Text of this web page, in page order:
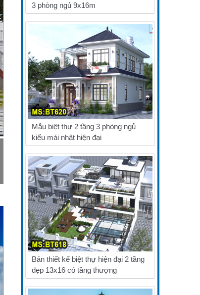
3 phòng ngủ 9x16m
Mẫu biệt thự 2 tầng 3 phòng ngủ
kiểu mái nhật hiện đại
Bản thiết kế biệt thự hiện đại 2 tầng
đẹp 13x16 có tầng thượng